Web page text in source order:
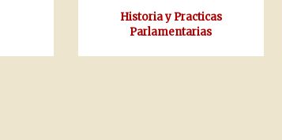
Historia y Practicas
Parlamentarias